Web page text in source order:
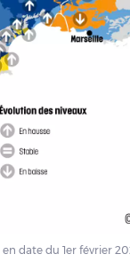
date du 1er février